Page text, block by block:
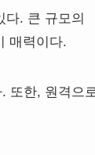
. 큰 규모의
매력이다.
또한, 원격으